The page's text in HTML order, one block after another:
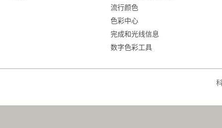
流行颜色
色彩中心
完成和光线信息
数字色彩工具